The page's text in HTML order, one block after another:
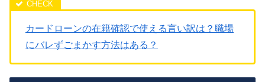
カードローンの在籍確認で使える言い訳は？職場
にバレずごまかす方法はある？